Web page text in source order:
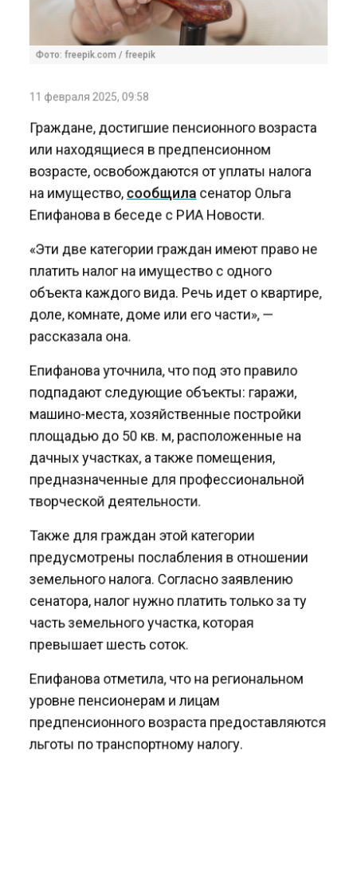
Фото: freepik.com / freepik
или находящиеся в предпенсионном
возрасте, освобождаются от уплаты налога
на имущество,
сообщила
сенатор Ольга
Епифанова в беседе с РИА Новости.
«Эти две категории граждан имеют право не
платить налог на имущество с одного
объекта каждого вида. Речь идет о квартире,
доле, комнате, доме или его части», —
рассказала она.
Епифанова уточнила, что под это правило
подпадают следующие объекты: гаражи,
машино-места, хозяйственные постройки
площадью до 50 кв. м, расположенные на
дачных участках, а также помещения,
предназначенные для профессиональной
творческой деятельности.
Также для граждан этой категории
предусмотрены послабления в отношении
земельного налога. Согласно заявлению
сенатора, налог нужно платить только за ту
часть земельного участка, которая
превышает шесть соток.
Епифанова отметила, что на региональном
уровне пенсионерам и лицам
предпенсионного возраста предоставляются
льготы по транспортному налогу.